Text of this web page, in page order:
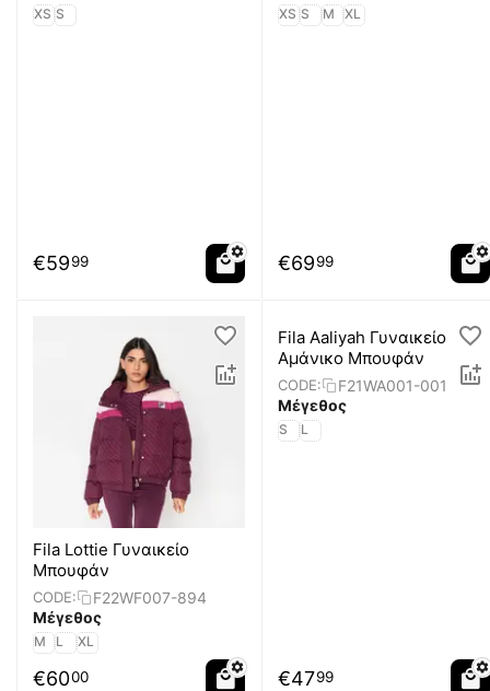
XS S
€5999
XS S M XL
€6999
Fila Lottie Γυναικείο
Μπουφάν
CODE:
F22WF007-894
Μέγεθος
M L XL
€6000
Fila Aaliyah Γυναικείο
Αμάνικο Μπουφάν
CODE:
F21WA001-001
Μέγεθος
S L
€4799